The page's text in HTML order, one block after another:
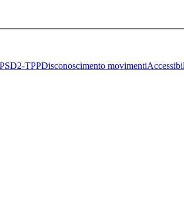
PSD2-TPPDisconoscimento movimenti